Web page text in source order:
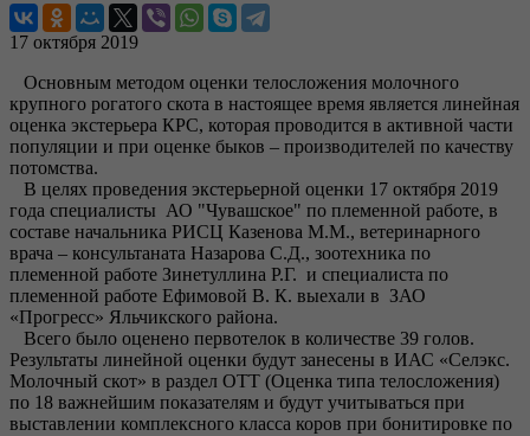
17 октября 2019
Основным методом оценки телосложения молочного
крупного рогатого скота в настоящее время является линейная
оценка экстерьера КРС, которая проводится в активной части
популяции и при оценке быков – производителей по качеству
потомства.
В целях проведения экстерьерной оценки 17 октября 2019
года специалисты АО "Чувашское" по племенной работе, в
составе начальника РИСЦ Казенова М.М., ветеринарного
врача – консультаната Назарова С.Д., зоотехника по
племенной работе Зинетуллина Р.Г. и специалиста по
племенной работе Ефимовой В. К. выехали в ЗАО
«Прогресс» Яльчикского района.
Всего было оценено первотелок в количестве 39 голов.
Результаты линейной оценки будут занесены в ИАС «Селэкс.
Молочный скот» в раздел ОТТ (Оценка типа телосложения)
по 18 важнейшим показателям и будут учитываться при
выставлении комплексного класса коров при бонитировке по